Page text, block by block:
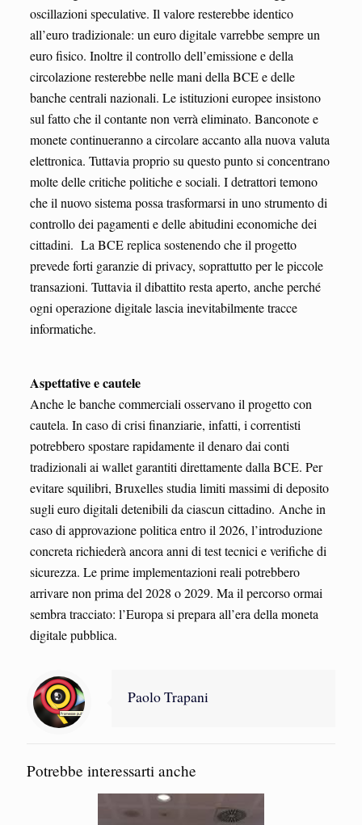
oscillazioni speculative. Il valore resterebbe identico
all’euro tradizionale: un euro digitale varrebbe sempre un
euro fisico. Inoltre il controllo dell’emissione e della
circolazione resterebbe nelle mani della BCE e delle
banche centrali nazionali. Le istituzioni europee insistono
sul fatto che il contante non verrà eliminato. Banconote e
monete continueranno a circolare accanto alla nuova valuta
elettronica. Tuttavia proprio su questo punto si concentrano
molte delle critiche politiche e sociali. I detrattori temono
che il nuovo sistema possa trasformarsi in uno strumento di
controllo dei pagamenti e delle abitudini economiche dei
cittadini. La BCE replica sostenendo che il progetto
prevede forti garanzie di privacy, soprattutto per le piccole
transazioni. Tuttavia il dibattito resta aperto, anche perché
ogni operazione digitale lascia inevitabilmente tracce
informatiche.
Aspettative e cautele
Anche le banche commerciali osservano il progetto con
cautela. In caso di crisi finanziarie, infatti, i correntisti
potrebbero spostare rapidamente il denaro dai conti
tradizionali ai wallet garantiti direttamente dalla BCE. Per
evitare squilibri, Bruxelles studia limiti massimi di deposito
sugli euro digitali detenibili da ciascun cittadino. Anche in
caso di approvazione politica entro il 2026, l’introduzione
concreta richiederà ancora anni di test tecnici e verifiche di
sicurezza. Le prime implementazioni reali potrebbero
arrivare non prima del 2028 o 2029. Ma il percorso ormai
sembra tracciato: l’Europa si prepara all’era della moneta
digitale pubblica.
Paolo Trapani
Potrebbe interessarti anche